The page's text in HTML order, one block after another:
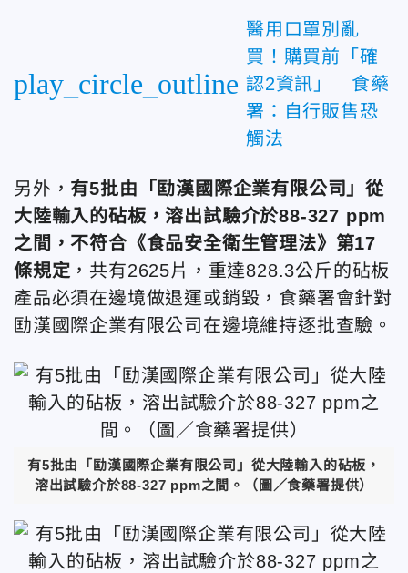
play_circle_outline
醫用口罩別亂
買！購買前「確
認2資訊」 食藥
署：自行販售恐
觸法
另外，有5批由「劻漢國際企業有限公司」從
大陸輸入的砧板，溶出試驗介於88-327 ppm
之間，不符合《食品安全衛生管理法》第17
條規定 ，共有2625片，重達828.3公斤的砧板
產品必須在邊境做退運或銷毀，食藥署會針對
劻漢國際企業有限公司在邊境維持逐批查驗。
有5批由「劻漢國際企業有限公司」從大陸輸入的砧板，
溶出試驗介於88-327 ppm之間。（圖／食藥署提供）